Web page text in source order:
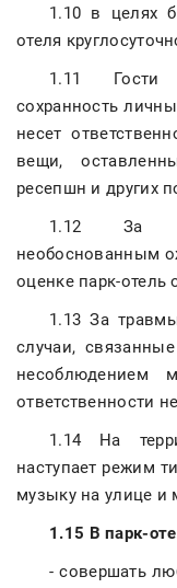
1.10 в целях
отеля
1.11 Гости
сохранность
несет
вещи,
ресепшн и других
1.12 За
необоснованным
оценке парк-отель
1.13 За
случаи,
несоблюдением
ответственности
1.14 На
наступает режим
музыку на улице
1.15 В парк-
- совершать